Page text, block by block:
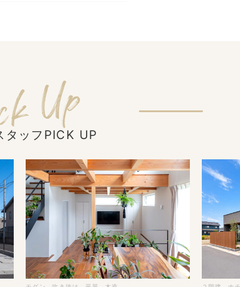
タッフPICK UP